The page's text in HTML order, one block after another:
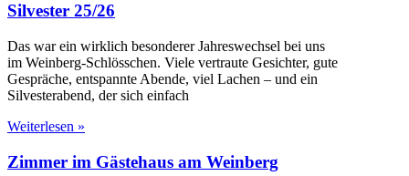
Silvester 25/26
Das war ein wirklich besonderer Jahreswechsel bei uns
im Weinberg-Schlösschen. Viele vertraute Gesichter, gute
Gespräche, entspannte Abende, viel Lachen – und ein
Silvesterabend, der sich einfach
Weiterlesen »
Zimmer im Gästehaus am Weinberg